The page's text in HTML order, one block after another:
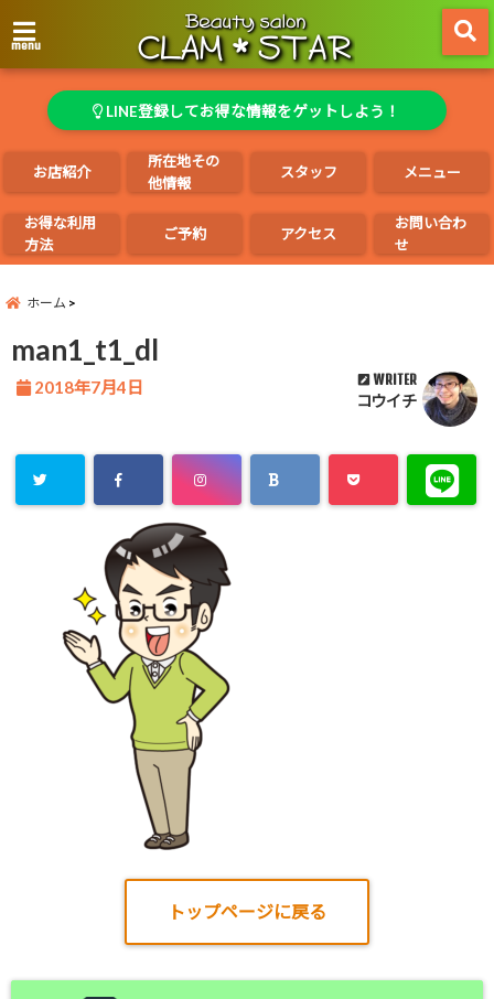
menu
LINE登録してお得な情報をゲットしよう！
お店紹介
所在地その
他情報
スタッフ メニュー
お得な利用
方法
ご予約 アクセス
お問い合わ
せ
ホーム
man1_t1_dl
2018年7月4日 WRITER
コウイチ
トップページに戻る